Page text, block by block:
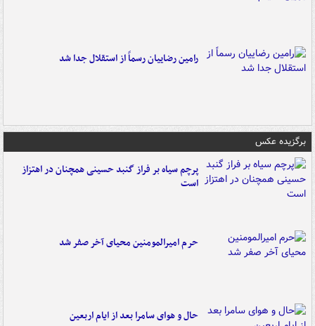
رامین رضاییان رسماً از استقلال جدا شد
برگزیده عکس
پرچم سیاه بر فراز گنبد حسینی همچنان در اهتزاز
است
حرم امیرالمومنین محیای آخر صفر شد
حال و هوای سامرا بعد از ایام اربعین